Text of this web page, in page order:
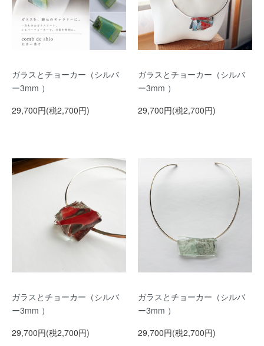
ガラスとチョーカー（シルバ
ー3mm ）
29,700円(税2,700円)
ガラスとチョーカー（シルバ
ー3mm ）
29,700円(税2,700円)
ガラスとチョーカー（シルバ
ー3mm ）
29,700円(税2,700円)
ガラスとチョーカー（シルバ
ー3mm ）
29,700円(税2,700円)